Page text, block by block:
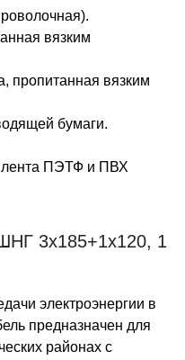
вязким
пропитанная вязким
бумаги.
ПЭТФ и ПВХ
3х185+1х120, 1
электроэнергии в
предназначен для
районах с